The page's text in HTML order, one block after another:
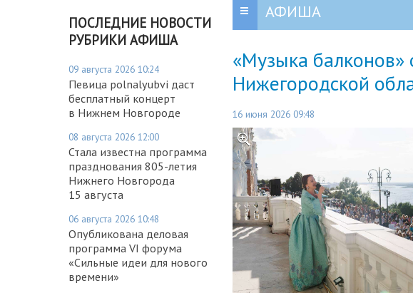
ПОСЛЕДНИЕ НОВОСТИ
РУБРИКИ АФИША
09 августа 2026 10:24
Певица polnalyubvi даст
бесплатный концерт
в Нижнем Новгороде
08 августа 2026 12:00
Стала известна программа
празднования 805-летия
Нижнего Новгорода
15 августа
06 августа 2026 10:48
Опубликована деловая
программа VI форума
«Сильные идеи для нового
времени»
АФИША
«Музыка
Нижегородской
16 июня 2026 09:48